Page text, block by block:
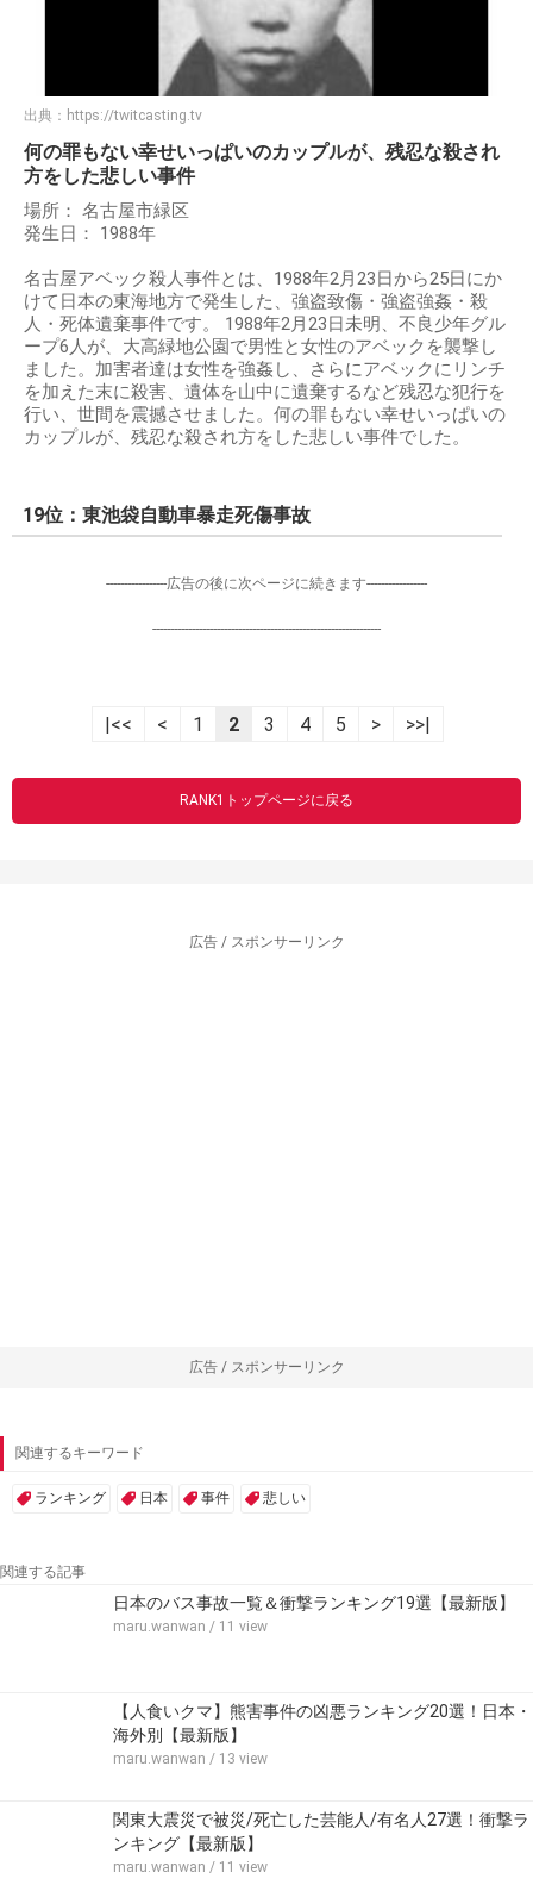
出典： https://twitcasting.tv
何の罪もない幸せいっぱいのカップルが、残忍な殺され
方をした悲しい事件
場所： 名古屋市緑区
発生日： 1988年
名古屋アベック殺人事件とは、1988年2月23日から25日にか
けて日本の東海地方で発生した、強盗致傷・強盗強姦・殺
人・死体遺棄事件です。 1988年2月23日未明、不良少年グル
ープ6人が、大高緑地公園で男性と女性のアベックを襲撃し
ました。加害者達は女性を強姦し、さらにアベックにリンチ
を加えた末に殺害、遺体を山中に遺棄するなど残忍な犯行を
行い、世間を震撼させました。何の罪もない幸せいっぱいの
カップルが、残忍な殺され方をした悲しい事件でした。
19位：東池袋自動車暴走死傷事故
-----------------広告の後に次ページに続きます-----------------
----------------------------------------------------------------
|<< < 1 2 3 4 5 > >>|
RANK1トップページに戻る
広告 / スポンサーリンク
広告 / スポンサーリンク
関連するキーワード
ランキング 日本 事件 悲しい
関連する記事
日本のバス事故一覧＆衝撃ランキング19選【最新版】
maru.wanwan / 11 view
【人食いクマ】熊害事件の凶悪ランキング20選！日本・
海外別【最新版】
maru.wanwan / 13 view
関東大震災で被災/死亡した芸能人/有名人27選！衝撃ラ
ンキング【最新版】
maru.wanwan / 11 view